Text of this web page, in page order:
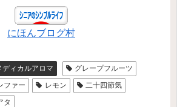
にほんブログ村
ディカルアロマ
グレープフルーツ
ファー
レモン
二十四節気
タ